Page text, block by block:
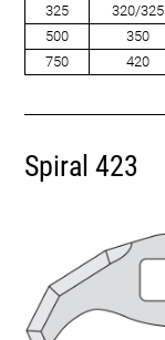
325
320/325
500
350
750
420
Spiral 423